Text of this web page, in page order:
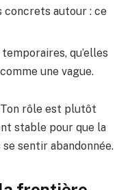
autour : ce
qu’elles
une vague.
Ton rôle est plutôt
stable pour que la
sentir abandonnée.